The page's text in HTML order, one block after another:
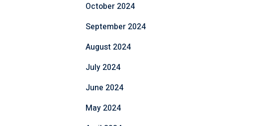
October 2024
September 2024
August 2024
July 2024
June 2024
May 2024